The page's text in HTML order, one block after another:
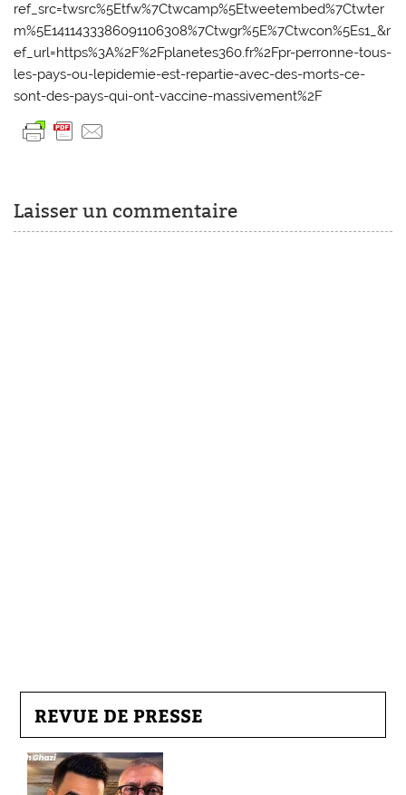
ref_src=twsrc%5Etfw%7Ctwcamp%5Etweetembed%7Ctwter
m%5E1411433386091106308%7Ctwgr%5E%7Ctwcon%5Es1_&r
ef_url=https%3A%2F%2Fplanetes360.fr%2Fpr-perronne-tous-
les-pays-ou-lepidemie-est-repartie-avec-des-morts-ce-
sont-des-pays-qui-ont-vaccine-massivement%2F
Laisser un commentaire
REVUE DE PRESSE